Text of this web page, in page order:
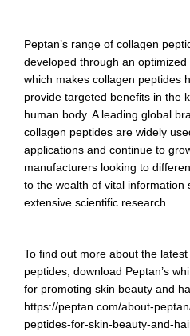
Peptan’s range of collagen
developed through an optimized
which makes collagen peptides
provide targeted benefits in the
human body. A leading global
collagen peptides are widely
applications and continue to
manufacturers looking to
to the wealth of vital information
extensive scientific research.
To find out more about the
peptides, download Peptan’s
for promoting skin beauty and
https://peptan.com/about-
peptides-for-skin-beauty-and-